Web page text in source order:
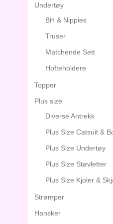
Undertøy
BH & Nippies
Truser
Matchende Sett
Hofteholdere
Topper
Plus size
Diverse Antrekk
Plus Size Catsuit &
Plus Size Undertøy
Plus Size Støvletter
Plus Size Kjoler &
Strømper
Hansker